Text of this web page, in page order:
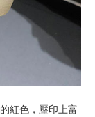
紅色，壓印上富